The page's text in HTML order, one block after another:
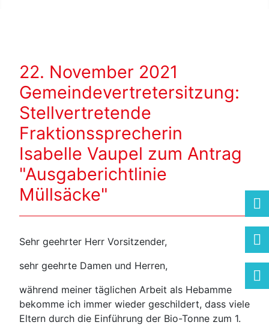
22. November 2021
Gemeindevertretersitzung:
Stellvertretende
Fraktionssprecherin
Isabelle Vaupel zum Antrag
"Ausgaberichtlinie
Müllsäcke"
Sehr geehrter Herr Vorsitzender,
sehr geehrte Damen und Herren,
während meiner täglichen Arbeit als Hebamme
bekomme ich immer wieder geschildert, dass viele
Eltern durch die Einführung der Bio-Tonne zum 1.